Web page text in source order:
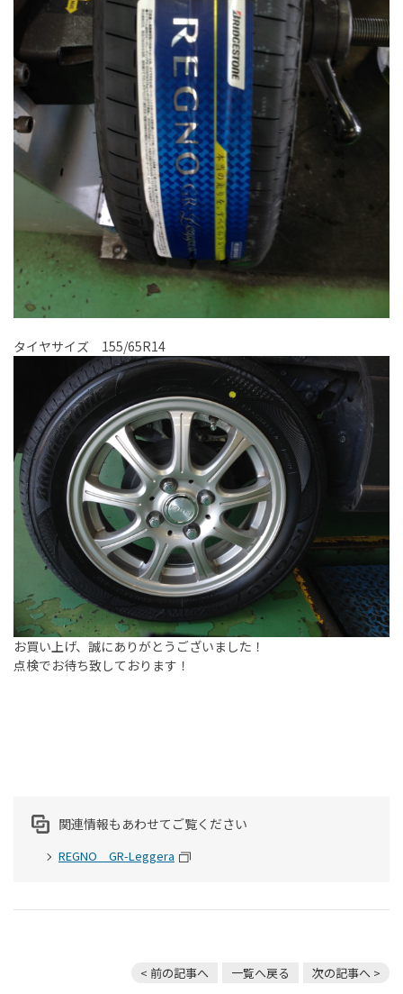
タイヤサイズ 155/65R14
お買い上げ、誠にありがとうございました！
点検でお待ち致しております！
関連情報もあわせてご覧ください
REGNO GR-Leggera
< 前の記事へ 一覧へ戻る 次の記事へ >